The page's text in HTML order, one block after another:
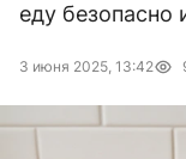
еду безопасно
3 июня 2025, 13:42